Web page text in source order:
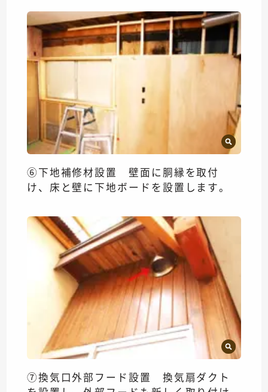
⑥下地補修材設置 壁面に胴縁を取付
け、床と壁に下地ボードを設置します。
⑦換気口外部フード設置 換気扇ダクト